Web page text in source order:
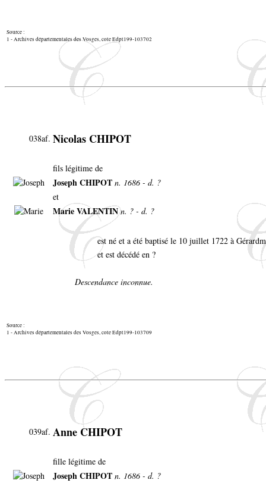
Source :
1 - Archives départementales des Vosges, cote Edpt199-103702
038af. Nicolas CHIPOT
fils légitime de
Joseph CHIPOT n. 1686 - d. ?
et
Marie VALENTINn. ? - d. ?
est né et a été baptisé le 10 juillet 1722 à
et est décédé en ?
Descendance inconnue.
Source :
1 - Archives départementales des Vosges, cote Edpt199-103709
039af. Anne CHIPOT
fille légitime de
Joseph CHIPOT n. 1686 - d. ?